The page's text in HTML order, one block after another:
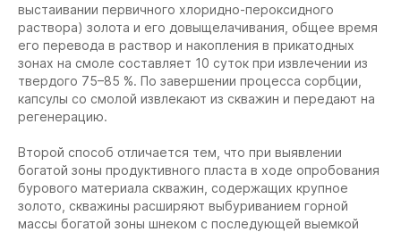
выстаивании первичного хлоридно-пероксидного
раствора) золота и его довыщелачивания, общее время
его перевода в раствор и накопления в прикатодных
зонах на смоле составляет 10 суток при извлечении из
твердого 75–85 %. По завершении процесса сорбции,
капсулы со смолой извлекают из скважин и передают на
регенерацию.
Второй способ отличается тем, что при выявлении
богатой зоны продуктивного пласта в ходе опробования
бурового материала скважин, содержащих крупное
золото, скважины расширяют выбуриванием горной
массы богатой зоны шнеком с последующей выемкой